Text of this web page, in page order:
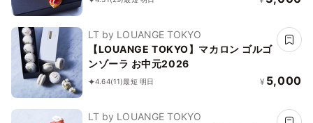
LT by LOUANGE TOKYO
【LOUANGE TOKYO】マカロン ゴルゴ
ンゾーラ お中元2026
4.64(11)最短 明日 ¥ 5,000
LT by LOUANGE TOKYO